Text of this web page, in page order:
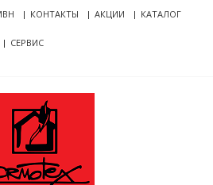
КОНТАКТЫ АКЦИИ КАТАЛОГ
СЕРВИС